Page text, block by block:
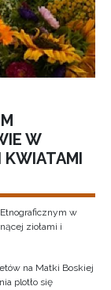
W
KWIATAMI
w
ziołami i
na Matki Boskiej
plotło się